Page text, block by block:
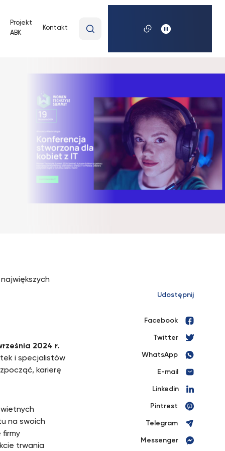
Projekt
ABK
Kontakt
wyszukiwaną
2024 r.
i specjalistów
karierę
na swoich
firmy
trwania
Udostępnij
Facebook
Twitter
WhatsApp
E-mail
Linkedin
Pintrest
Telegram
Messenger